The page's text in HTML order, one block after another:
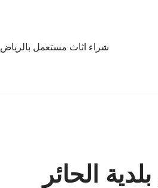
شراء اثاث مستعمل بالرياض
الحائر